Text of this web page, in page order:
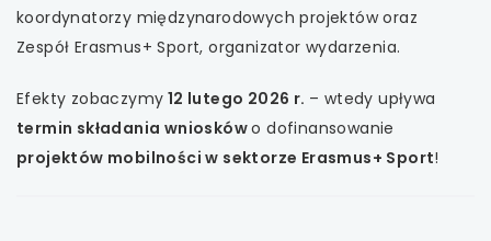
koordynatorzy międzynarodowych projektów oraz
Zespół Erasmus+ Sport, organizator wydarzenia.
Efekty zobaczymy 12 lutego 2026 r. – wtedy upływa
termin składania wnioskówo dofinansowanie
projektów mobilności w sektorze Erasmus+ Sport!